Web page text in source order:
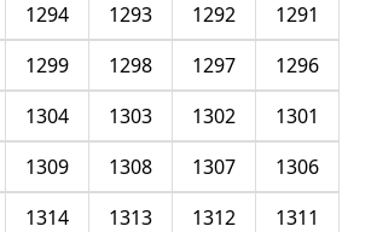
1291
1292
1293
1294
1296
1297
1298
1299
1301
1302
1303
1304
1306
1307
1308
1309
1311
1312
1313
1314